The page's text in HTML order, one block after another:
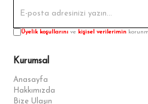
Üyelik koşullarını ve kişisel verilerimin
Kurumsal
Anasayfa
Hakkımızda
Bize Ulaşın